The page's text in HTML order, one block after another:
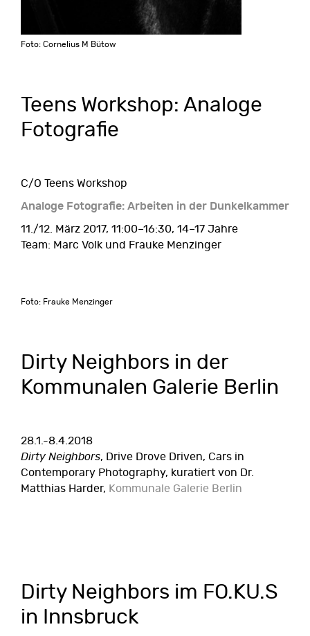
Foto: Cornelius M Bütow
Teens Workshop: Analoge
Fotografie
C/O Teens Workshop
Analoge Fotografie: Arbeiten in der Dunkelkammer
11./12. März 2017, 11:00–16:30, 14–17 Jahre
Team: Marc Volk und Frauke Menzinger
Foto: Frauke Menzinger
Dirty Neighbors in der
Kommunalen Galerie Berlin
28.1.-8.4.2018
Dirty Neighbors, Drive Drove Driven, Cars in
Contemporary Photography, kuratiert von Dr.
Matthias Harder, Kommunale Galerie Berlin
Dirty Neighbors im FO.KU.S
in Innsbruck